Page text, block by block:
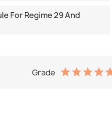
For Regime 29 And
Grade